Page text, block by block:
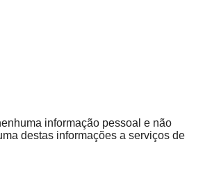
ITAPUÃ CALÇADOS
informação pessoal e não
destas informações a serviços de